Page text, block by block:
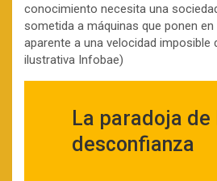
conocimiento necesita una
sometida a máquinas que ponen
aparente a una velocidad imposible
ilustrativa Infobae)
La paradoja de
desconfianza